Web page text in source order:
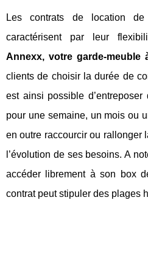
Les contrats de location
caractérisent par leur
Annexx, votre garde-meuble
clients de choisir la durée de
est ainsi possible
pour une semaine, un mois ou
en outre raccourcir ou rallonger
l’évolution de ses besoins. A
accéder librement à son box
contrat peut stipuler des plages